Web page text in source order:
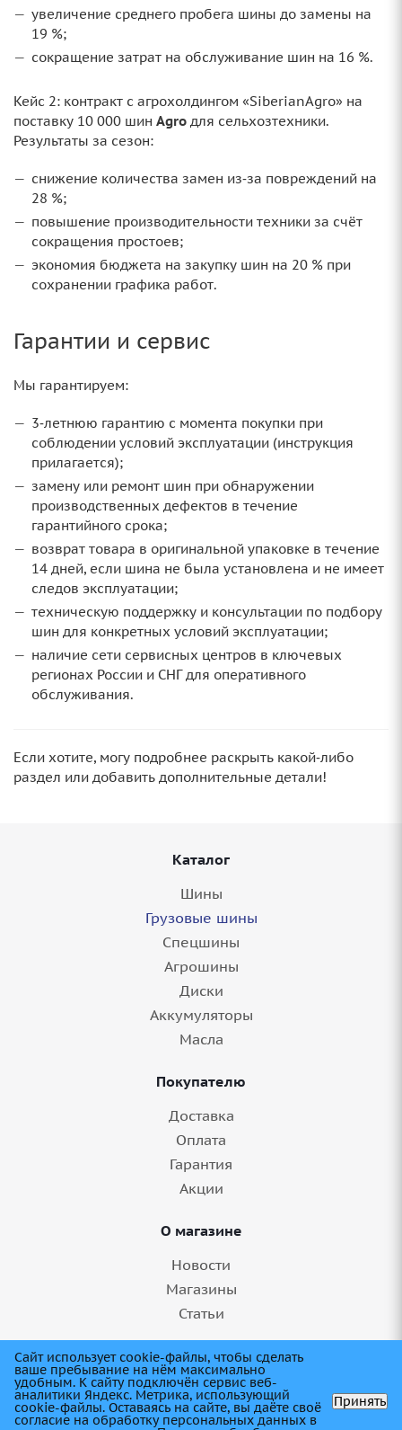
увеличение среднего пробега шины до замены на
19 %;
сокращение затрат на обслуживание шин на 16 %.
Кейс 2: контракт с агрохолдингом «SiberianAgro» на
поставку 10 000 шин Agro для сельхозтехники.
Результаты за сезон:
снижение количества замен из‑за повреждений на
28 %;
повышение производительности техники за счёт
сокращения простоев;
экономия бюджета на закупку шин на 20 % при
сохранении графика работ.
Гарантии и сервис
Мы гарантируем:
3‑летнюю гарантию с момента покупки при
соблюдении условий эксплуатации (инструкция
прилагается);
замену или ремонт шин при обнаружении
производственных дефектов в течение
гарантийного срока;
возврат товара в оригинальной упаковке в течение
14 дней, если шина не была установлена и не имеет
следов эксплуатации;
техническую поддержку и консультации по подбору
шин для конкретных условий эксплуатации;
наличие сети сервисных центров в ключевых
регионах России и СНГ для оперативного
обслуживания.
Если хотите, могу подробнее раскрыть какой‑либо
раздел или добавить дополнительные детали!
Каталог
Шины
Грузовые шины
Спецшины
Агрошины
Диски
Аккумуляторы
Масла
Покупателю
Доставка
Оплата
Гарантия
Акции
О магазине
Новости
Магазины
Статьи
8 (845) 275-99-11
Сайт использует cookie-файлы, чтобы сделать
ваше пребывание на нём максимально
удобным. К cайту подключён сервис веб-
аналитики Яндекс. Метрика, использующий
cookie-файлы. Оставаясь на сайте, вы даёте своё
согласие на обработку персональных данных в
Принять